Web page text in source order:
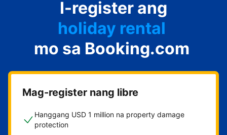
I-register ang
hotel
holiday rental
guest house
bed and breakfast
mo sa Booking.com
Mag-register nang libre
Hanggang USD 1 million na property damage
protection